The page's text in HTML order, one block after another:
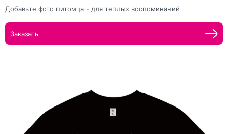
Добавьте фото питомца - для теплых воспоминаний
Заказать